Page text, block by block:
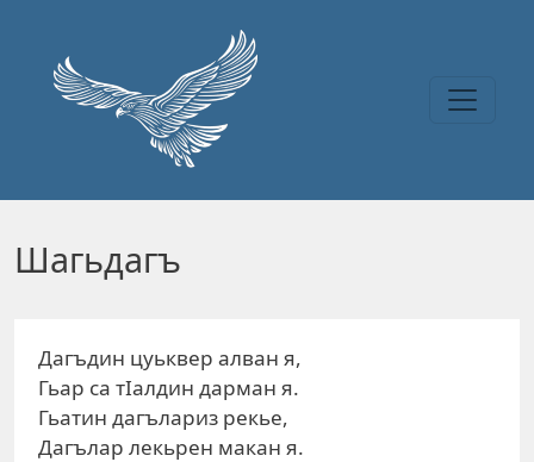
Шагьдагъ
Дагъдин цуьквер алван я,
Гьар са тIалдин дарман я.
Гьатин дагълариз рекье,
Дагълар лекьрен макан я.